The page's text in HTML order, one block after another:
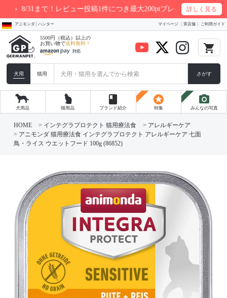
で！レビュー投稿1件につき最大200ptプレゼント 詳しく見る
アニモンダ | ハンター マイページ 実店舗 ご利用ガイド
5500円（税込）以上の
お買い物で送料無料！ local_grocery_store
犬用 猫用 さがす
犬用品 猫用品
book
ブランド紹介
stars
特集
photo_camera
みんなの写真
HOME インテグラプロテクト 猫用療法食
アレルギーケア
アニモンダ 猫用療法食 インテグラプロテクト アレルギーケア 七面
鳥・ライス ウエットフード 100g (86852)